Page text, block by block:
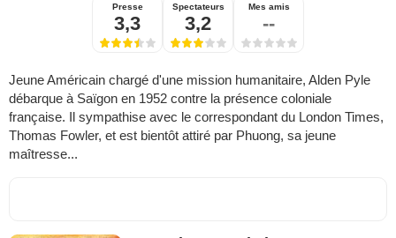
Presse
3,3
Spectateurs
3,2
Mes amis
--
Jeune Américain chargé d'une mission humanitaire, Alden Pyle
débarque à Saïgon en 1952 contre la présence coloniale
française. Il sympathise avec le correspondant du London Times,
Thomas Fowler, et est bientôt attiré par Phuong, sa jeune
maîtresse...